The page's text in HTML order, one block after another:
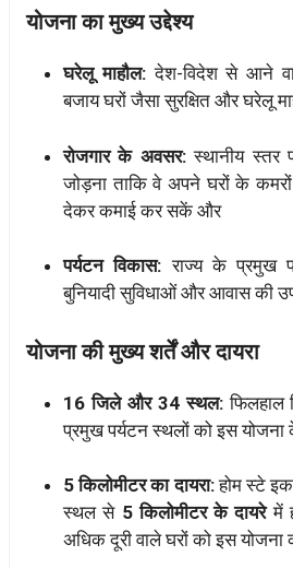
योजना का मुख्य उद्देश्य
घरेलू माहौल:देश-विदेश से आने
बजाय घरों जैसा सुरक्षित और घरेलू
रोजगार के अवसर:स्थानीय स्तर
जोड़ना ताकि वे अपने घरों के कमरों
देकर कमाई कर सकें और
पर्यटन विकास: राज्य के प्रमुख
बुनियादी सुविधाओं और आवास की
योजना की मुख्य शर्तें और दायरा
16 जिले और 34 स्थल:फिलहाल
प्रमुख पर्यटन स्थलों को इस योजना
5 किलोमीटर का दायरा:होम स्टे
स्थल से 5 किलोमीटर के दायरेमें
अधिक दूरी वाले घरों को इस योजना